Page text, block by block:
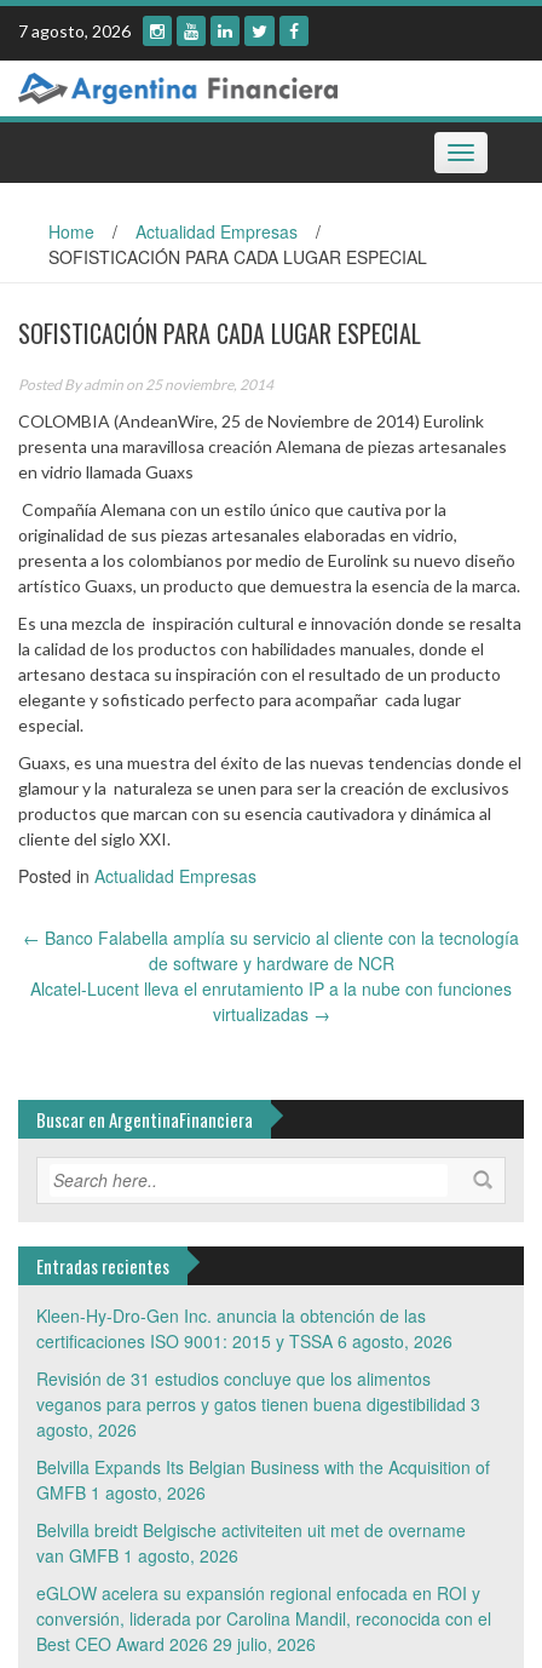
Skip
content
7 agosto, 2026
Toggle
navigation
Home / Actualidad Empresas
/
SOFISTICACIÓN PARA CADA LUGAR ESPECIAL
SOFISTICACIÓN PARA CADA LUGAR ESPECIAL
Posted Byadmin on 25 noviembre, 2014
COLOMBIA (AndeanWire, 25 de Noviembre de 2014) Eurolink
presenta una maravillosa creación Alemana de piezas artesanales
en vidrio llamada Guaxs
Compañía Alemana con un estilo único que cautiva por la
originalidad de sus piezas artesanales elaboradas en vidrio,
presenta a los colombianos por medio de Eurolink su nuevo diseño
artístico Guaxs, un producto que demuestra la esencia de la marca.
Es una mezcla de inspiración cultural e innovación donde se resalta
la calidad de los productos con habilidades manuales, donde el
artesano destaca su inspiración con el resultado de un producto
elegante y sofisticado perfecto para acompañar cada lugar
especial.
Guaxs, es una muestra del éxito de las nuevas tendencias donde el
glamour y la naturaleza se unen para ser la creación de exclusivos
productos que marcan con su esencia cautivadora y dinámica al
cliente del siglo XXI.
Posted in Actualidad Empresas
Post
← Banco Falabella amplía su servicio al cliente con la tecnología
de software y hardware de NCR
Alcatel-Lucent lleva el enrutamiento IP a la nube con funciones
virtualizadas →
Buscar en ArgentinaFinanciera
Entradas recientes
Kleen-Hy-Dro-Gen Inc. anuncia la obtención de las
certificaciones ISO 9001: 2015 y TSSA 6 agosto, 2026
Revisión de 31 estudios concluye que los alimentos
veganos para perros y gatos tienen buena digestibilidad 3
agosto, 2026
Belvilla Expands Its Belgian Business with the Acquisition of
GMFB 1 agosto, 2026
Belvilla breidt Belgische activiteiten uit met de overname
van GMFB 1 agosto, 2026
eGLOW acelera su expansión regional enfocada en ROI y
conversión, liderada por Carolina Mandil, reconocida con el
Best CEO Award 2026 29 julio, 2026